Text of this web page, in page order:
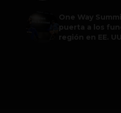
One Way
puerta a los
región en EE.